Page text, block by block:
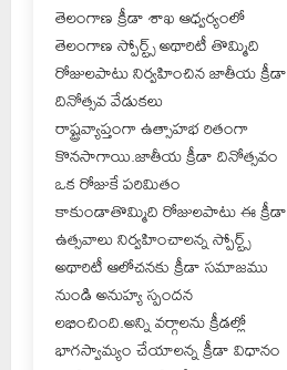
తెలంగాణ క్రీడా శాఖ ఆధ్వర్యంలో
తెలంగాణ స్పోర్ట్స్ అథారిటీ తొమ్మిది
రోజులపాటు నిర్వహించిన జాతీయ క్రీడా
దినోత్సవ వేడుకలు
రాష్ట్రవ్యాప్తంగా ఉత్సాహభ రితంగా
కొనసాగాయి.జాతీయ క్రీడా దినోత్సవం
ఒక రోజుకే పరిమితం
కాకుండాతొమ్మిది రోజులపాటు ఈ క్రీడా
ఉత్సవాలు నిర్వహించాలన్న స్పోర్ట్స్
అథారిటీ ఆలోచనకు క్రీడా సమాజము
నుండి అనుహ్య స్పందన
లభించింది.అన్ని వర్గాలను క్రీడల్లో
భాగస్వామ్యం చేయాలన్న క్రీడా విధానం